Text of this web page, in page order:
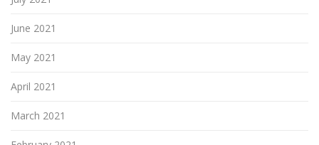
June 2021
May 2021
April 2021
March 2021